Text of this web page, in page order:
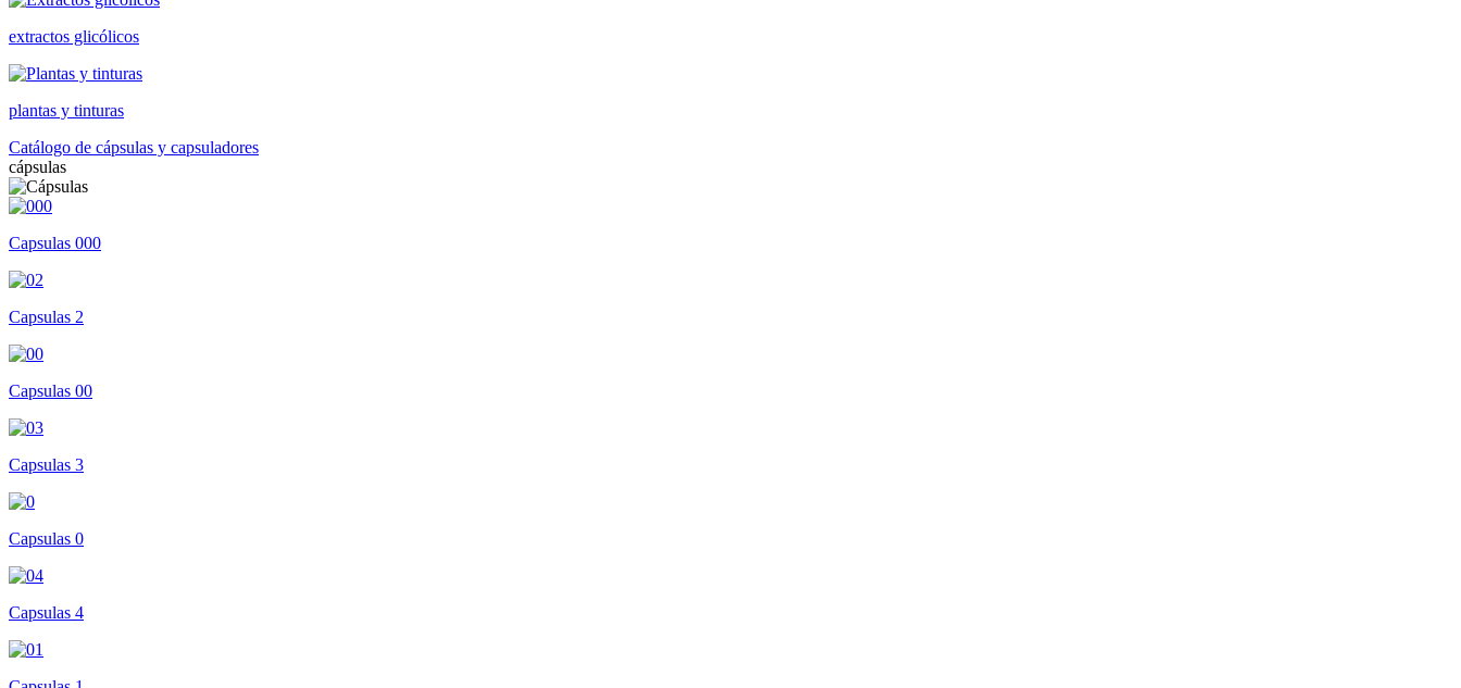
extractos glicólicos
plantas y tinturas
Catálogo de cápsulas y capsuladores
cápsulas
Capsulas 000
Capsulas 2
Capsulas 00
Capsulas 3
Capsulas 0
Capsulas 4